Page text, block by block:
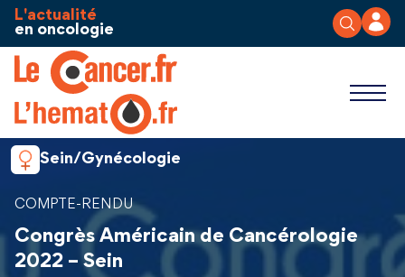
Aller au contenu
L'actualité
en oncologie
Sein/Gynécologie
COMPTE-RENDU
Congrès Américain de Cancérologie
2022 – Sein
Panneau de gestion des cookies